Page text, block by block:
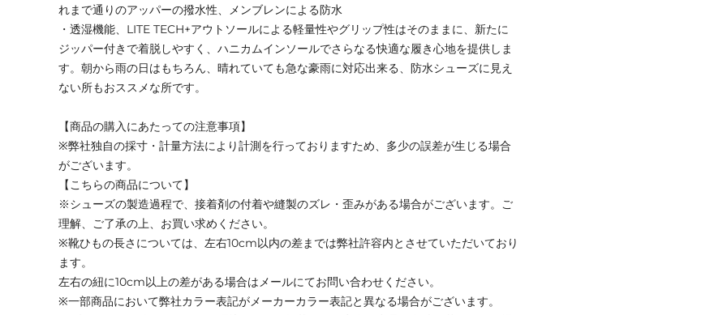
れまで通りのアッパーの撥水性、メンブレンによる防水
・透湿機能、LITE TECH+アウトソールによる軽量性やグリップ性はそのままに、新たに
ジッパー付きで着脱しやすく、ハニカムインソールでさらなる快適な履き心地を提供しま
す。朝から雨の日はもちろん、晴れていても急な豪雨に対応出来る、防水シューズに見え
ない所もおススメな所です。
【商品の購入にあたっての注意事項】
※弊社独自の採寸・計量方法により計測を行っておりますため、多少の誤差が生じる場合
がございます。
【こちらの商品について】
※シューズの製造過程で、接着剤の付着や縫製のズレ・歪みがある場合がございます。ご
理解、ご了承の上、お買い求めください。
※靴ひもの長さについては、左右10cm以内の差までは弊社許容内とさせていただいており
ます。
左右の紐に10cm以上の差がある場合はメールにてお問い合わせください。
※一部商品において弊社カラー表記がメーカーカラー表記と異なる場合がございます。